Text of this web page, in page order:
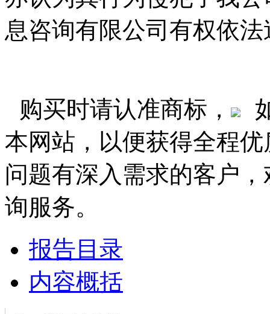
息咨询有限公司有权依
购买时请认准商标，
本网站，以便获得全程
问题有深入需求的客户
询服务。
报告目录
内容概括